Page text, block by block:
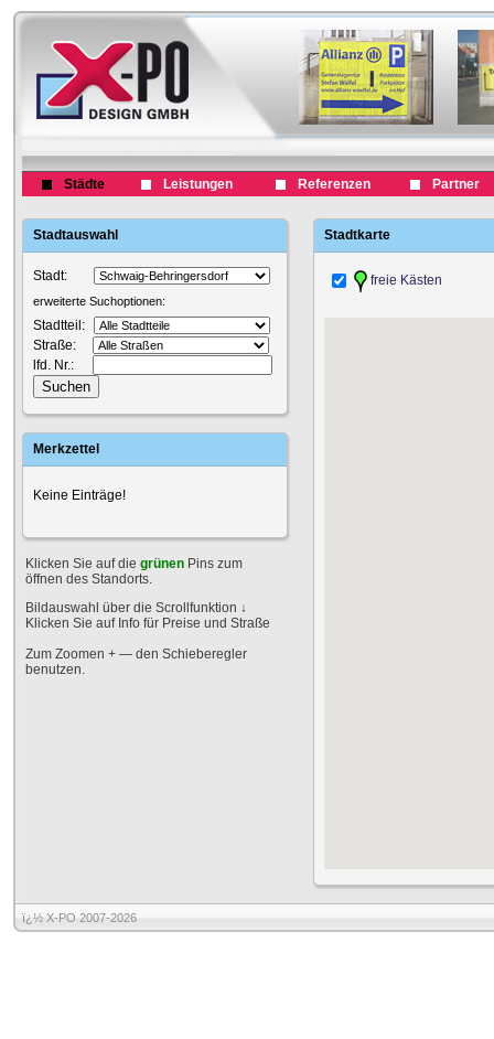
Städte Leistungen Referenzen Partner
Stadtauswahl
Stadt:
erweiterte Suchoptionen:
Stadtteil:
Straße:
lfd. Nr.:
Merkzettel
Keine Einträge!
Klicken Sie auf die grünen Pins zum
öffnen des Standorts.
Bildauswahl über die Scrollfunktion ↓
Klicken Sie auf Info für Preise und Straße
Zum Zoomen + — den Schieberegler
benutzen.
Stadtkarte
freie Kästen
ï¿½ X-PO 2007-2026